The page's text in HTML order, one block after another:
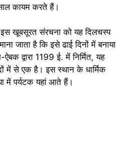
कायम करते हैं।
खूबसूरत संरचना को यह दिलचस्प
जाता है कि इसे ढाई दिनों में बनाया
द्वारा 1199 ई. में निर्मित, यह
में से एक है। इस स्थान के धार्मिक
में पर्यटक यहां आते हैं।